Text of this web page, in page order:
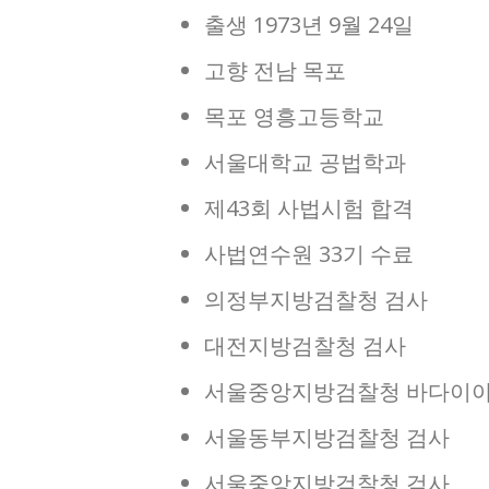
출생 1973년 9월 24일
고향 전남 목포
목포 영흥고등학교
서울대학교 공법학과
제43회 사법시험 합격
사법연수원 33기 수료
의정부지방검찰청 검사
대전지방검찰청 검사
서울중앙지방검찰청 바다이
서울동부지방검찰청 검사
서울중앙지방검찰청 검사